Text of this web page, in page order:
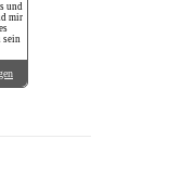
und
mir
sein